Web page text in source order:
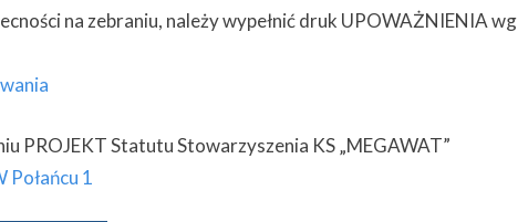
na zebraniu, należy wypełnić druk UPOWAŻNIENIA wg
PROJEKT Statutu Stowarzyszenia KS „MEGAWAT”
1